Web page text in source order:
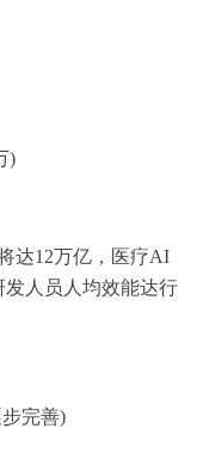
)
达12万亿，医疗AI
人员人均效能达行
完善)